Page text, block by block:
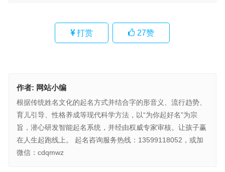
打赏 27赞
作者: 网站小编
根据传统姓名文化的起名方式并结合字的形音义、流行趋势、
育儿引导、性格养成等现代科学方法，以“为你起好名”为宗
旨，潜心研发智能起名系统，并经由权威专家审核。让孩子赢
在人生起跑线上。 起名咨询服务热线：13599118052，或加
微信：cdqmwz